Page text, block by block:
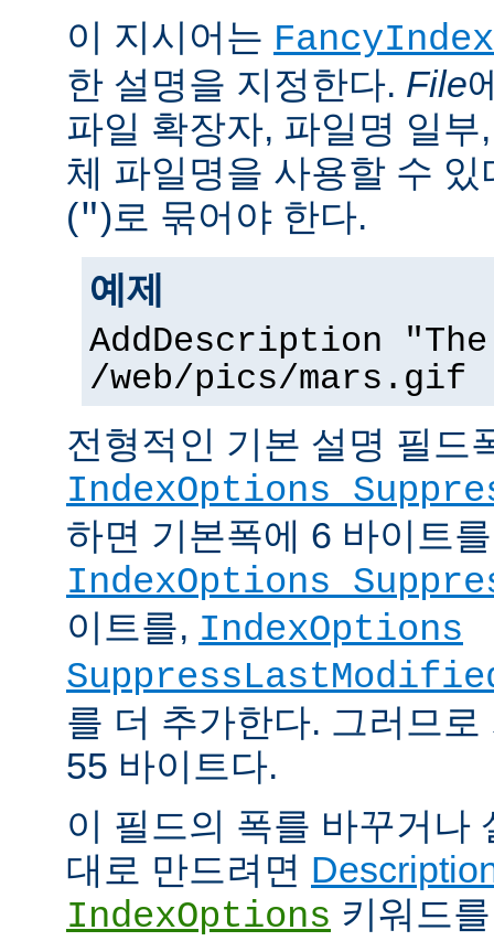
이 지시어는
한 설명을 지정한다. File
파일 확장자, 파일명 일
체 파일명을 사용할 수
(")로 묶어야 한다.
예제
AddDescription
/web/pics/mars.gif
전형적인 기본 설명 필드
IndexOptions
하면 기본폭에 6 바이트
IndexOptions
이트를, IndexOptions
를 더 추가한다. 그러므
55 바이트다.
이 필드의 폭를 바꾸거나
대로 만드려면
IndexOptions 키워드